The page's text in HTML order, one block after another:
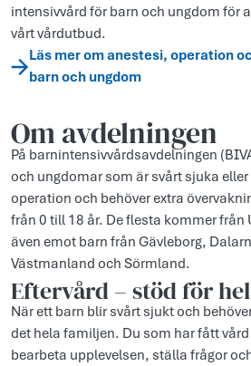
intensivvård för barn och ungdom för
vårt vårdutbud.
Läs mer om anestesi, operation
barn och ungdom
Om avdelningen
På barnintensivvårdsavdelningen
och ungdomar som är svårt sjuka
operation och behöver extra
från 0 till 18 år. De flesta kommer
även emot barn från Gävleborg,
Västmanland och Sörmland.
Eftervård – stöd för
När ett barn blir svårt sjukt och
det hela familjen. Du som har fått
bearbeta upplevelsen, ställa frågor